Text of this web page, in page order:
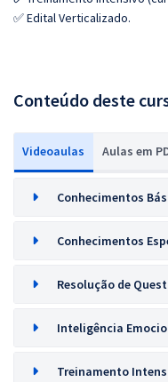
✅ Edital Verticalizado.
Conteúdo deste
Videoaulas Aulas em
Conhecimentos
Conhecimentos
Resolução de
Inteligência
Treinamento